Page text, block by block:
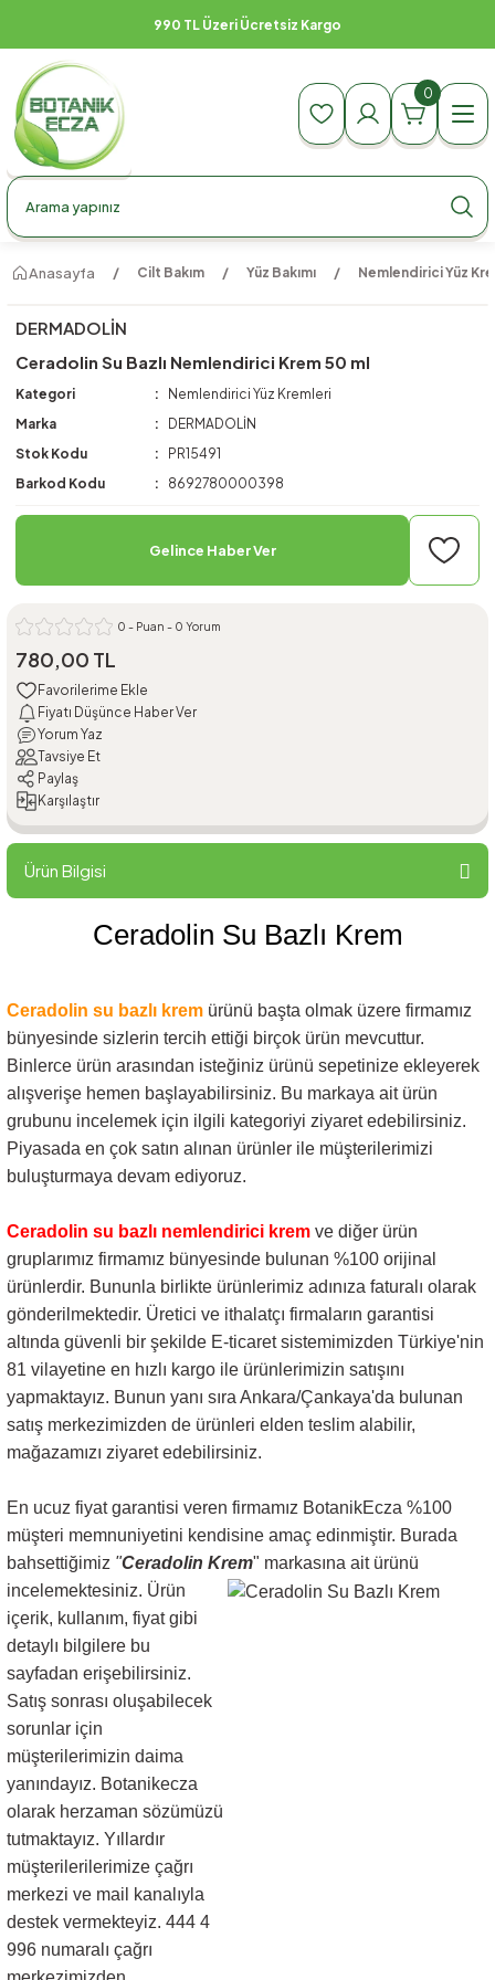
990 TL Üzeri Ücretsiz Kargo
0
Anasayfa Cilt Bakım Yüz Bakımı Nemlendirici Yüz
DERMADOLİN
Ceradolin Su Bazlı Nemlendirici Krem 50 ml
Kategori
Nemlendirici Yüz Kremleri
Marka
DERMADOLİN
Stok Kodu
PR15491
Barkod Kodu
8692780000398
Gelince Haber Ver
0 - Puan - 0 Yorum
780,00 TL
Fiyatı Düşünce Haber Ver
Yorum Yaz
Tavsiye Et
Paylaş
Karşılaştır
Ürün Bilgisi
Ceradolin Su Bazlı Krem
Ceradolin su bazlı krem ürünü başta olmak üzere firmamız
bünyesinde sizlerin tercih ettiği birçok ürün mevcuttur.
Binlerce ürün arasından isteğiniz ürünü sepetinize ekleyerek
alışverişe hemen başlayabilirsiniz. Bu markaya ait ürün
grubunu incelemek için ilgili kategoriyi ziyaret edebilirsiniz.
Piyasada en çok satın alınan ürünler ile müşterilerimizi
buluşturmaya devam ediyoruz.
Ceradolin su bazlı nemlendirici krem ve diğer ürün
gruplarımız firmamız bünyesinde bulunan %100 orijinal
ürünlerdir. Bununla birlikte ürünlerimiz adınıza faturalı olarak
gönderilmektedir. Üretici ve ithalatçı firmaların garantisi
altında güvenli bir şekilde E-ticaret sistemimizden Türkiye'nin
81 vilayetine en hızlı kargo ile ürünlerimizin satışını
yapmaktayız. Bunun yanı sıra Ankara/Çankaya'da bulunan
satış merkezimizden de ürünleri elden teslim alabilir,
mağazamızı ziyaret edebilirsiniz.
En ucuz fiyat garantisi veren firmamız BotanikEcza %100
müşteri memnuniyetini kendisine amaç edinmiştir. Burada
bahsettiğimiz "Ceradolin Krem" markasına ait ürünü
incelemektesiniz. Ürün
içerik, kullanım, fiyat gibi
detaylı bilgilere bu
sayfadan erişebilirsiniz.
Satış sonrası oluşabilecek
sorunlar için
müşterilerimizin daima
yanındayız. Botanikecza
olarak herzaman sözümüzü
tutmaktayız. Yıllardır
müşterilerilerimize çağrı
merkezi ve mail kanalıyla
destek vermekteyiz. 444 4
996 numaralı çağrı